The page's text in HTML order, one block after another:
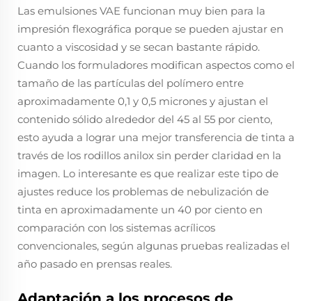
Las emulsiones VAE funcionan muy bien para la
impresión flexográfica porque se pueden ajustar en
cuanto a viscosidad y se secan bastante rápido.
Cuando los formuladores modifican aspectos como el
tamaño de las partículas del polímero entre
aproximadamente 0,1 y 0,5 micrones y ajustan el
contenido sólido alrededor del 45 al 55 por ciento,
esto ayuda a lograr una mejor transferencia de tinta a
través de los rodillos anilox sin perder claridad en la
imagen. Lo interesante es que realizar este tipo de
ajustes reduce los problemas de nebulización de
tinta en aproximadamente un 40 por ciento en
comparación con los sistemas acrílicos
convencionales, según algunas pruebas realizadas el
año pasado en prensas reales.